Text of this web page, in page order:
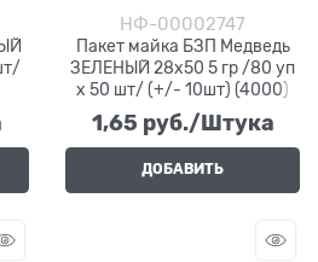
НФ-00002747
Пакет майка БЗП Медведь
ЗЕЛЕНЫЙ 28х50 5 гр /80 уп
х 50 шт/ (+/- 10шт) (4000)
1,65 руб./Штука
ДОБАВИТЬ